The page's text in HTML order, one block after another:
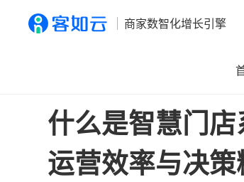
商家数智化增长引擎
什么是智慧门
运营效率与决策